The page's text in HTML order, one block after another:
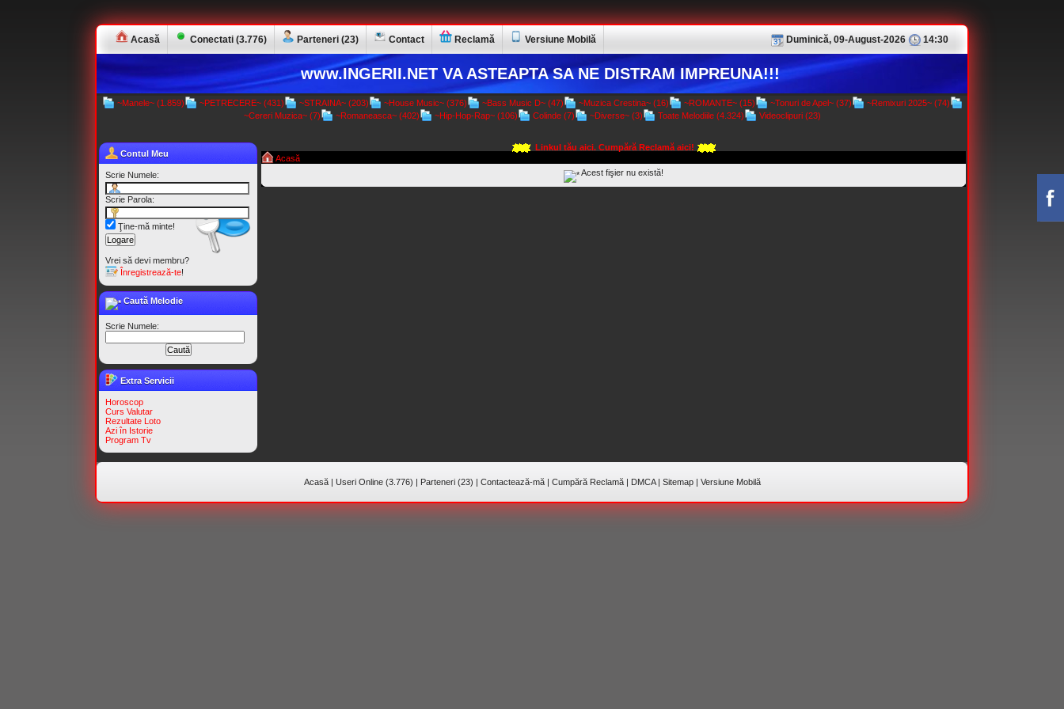
Acasă Conectati (3.776) Parteneri (23) Contact Reclamă Versiune Mobilă Duminică, 09-August-2026 14:30
www.INGERII.NET VA ASTEAPTA SA NE DISTRAM IMPREUNA!!!
~Manele~ (1.859) ~PETRECERE~ (431) ~STRAINA~ (203) ~House Music~ (376) ~Bass Music D~ (47) ~Muzica Crestina~ (16) ~ROMANTE~ (15) ~Tonuri de Apel~ (37)
~Remixuri 2025~ (74)
~Cereri Muzica~ (7)
~Romaneasca~ (402) ~Hip-Hop-Rap~ (106) Colinde (7) ~Diverse~ (3) Toate Melodiile (4.324) Videoclipuri (23)
Contul Meu
Scrie Numele:
Scrie Parola:
Ţine-mă minte!
Vrei să devi membru?
Înregistrează-te!
Caută Melodie
Scrie Numele:
Extra Servicii
Horoscop
Curs Valutar
Rezultate Loto
Azi în Istorie
Program Tv
Linkul tău aici. Cumpără Reclamă aici!
Acasă
Acest fişier nu există!
Acasă| Useri Online (3.776) | Parteneri (23) | Contactează-mă| Cumpără Reclamă| DMCA| Sitemap| Versiune Mobilă